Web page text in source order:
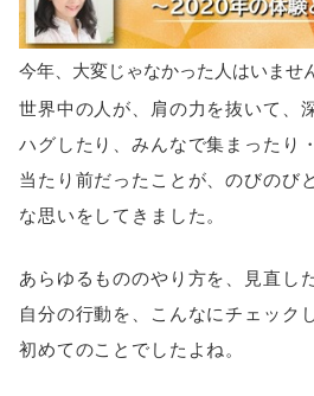
今年、大変じゃなかった人はいませ
世界中の人が、肩の力を抜いて、
ハグしたり、みんなで集まったり
当たり前だったことが、のびのび
な思いをしてきました。
あらゆるもののやり方を、見直し
自分の行動を、こんなにチェック
初めてのことでしたよね。